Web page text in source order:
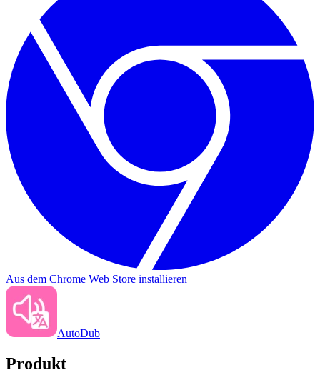
Aus dem Chrome Web Store installieren
AutoDub
Produkt